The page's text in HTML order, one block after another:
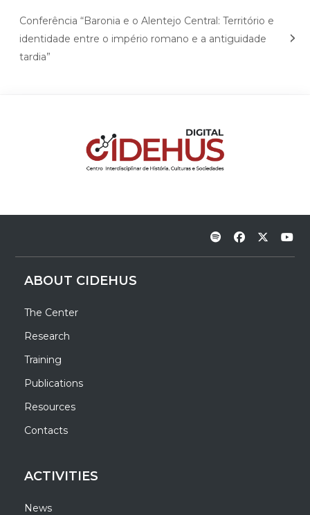
Conferência “Baronia e o Alentejo Central: Território e
identidade entre o império romano e a antiguidade
tardia”
ABOUT CIDEHUS
The Center
Research
Training
Publications
Resources
Contacts
ACTIVITIES
News